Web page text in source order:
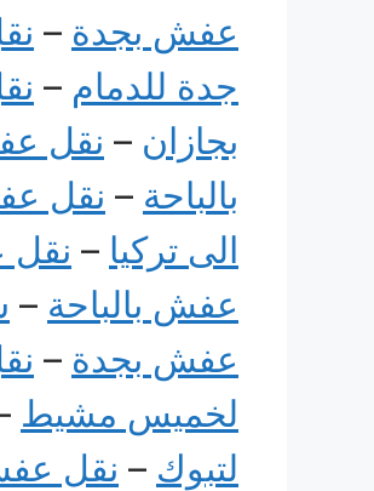
عفش بجدة –
جدة للدمام –
بجازان – نقل
بالباحة – نقل
الى تركيا – نقل
عفش بالباحة –
عفش بجدة –
لخميس مشيط
لتبوك – نقل